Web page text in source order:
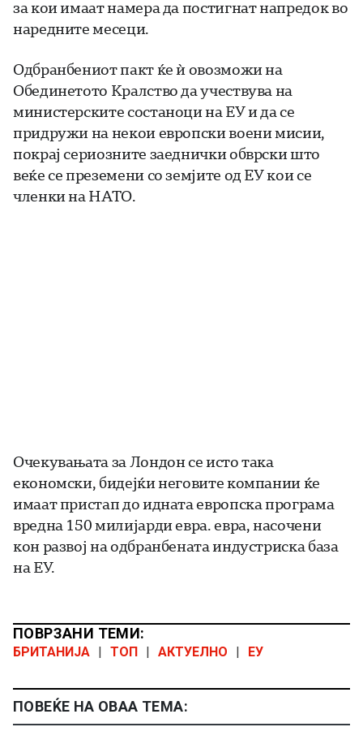
за кои имаат намера да постигнат напредок во
наредните месеци.
Одбранбениот пакт ќе ѝ овозможи на
Обединетото Кралство да учествува на
министерските состаноци на ЕУ и да се
придружи на некои европски воени мисии,
покрај сериозните заеднички обврски што
веќе се преземени со земјите од ЕУ кои се
членки на НАТО.
Очекувањата за Лондон се исто така
економски, бидејќи неговите компании ќе
имаат пристап до идната европска програма
вредна 150 милијарди евра. евра, насочени
кон развој на одбранбената индустриска база
на ЕУ.
ПОВРЗАНИ ТЕМИ:
БРИТАНИЈА ТОП АКТУЕЛНО ЕУ
ПОВЕЌЕ НА ОВАА ТЕМА: